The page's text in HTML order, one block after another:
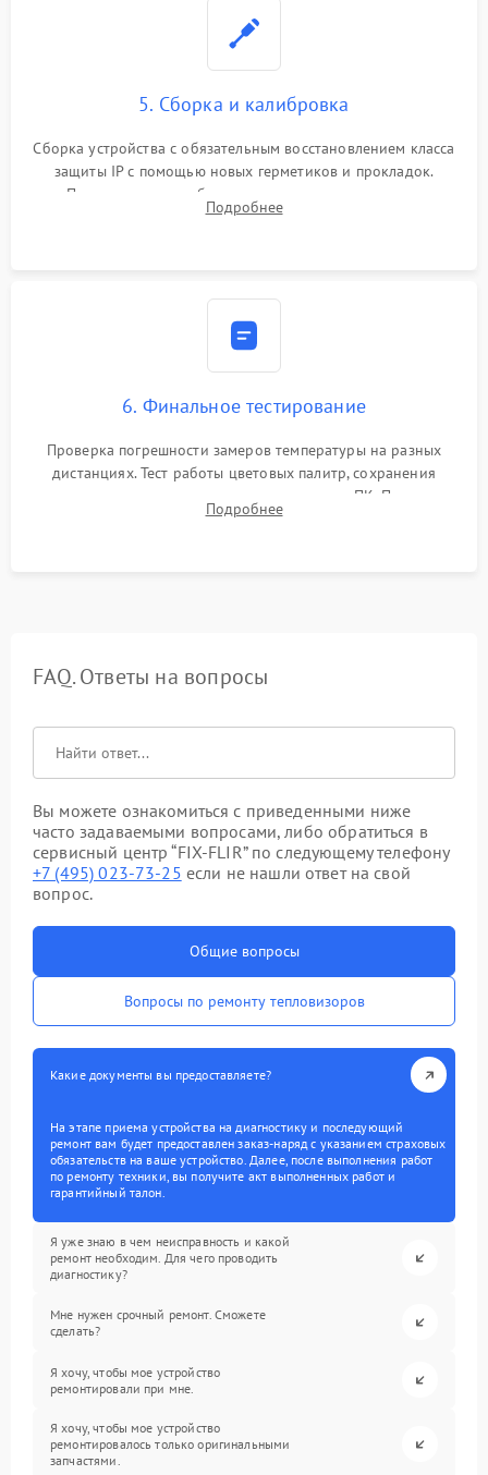
5. Сборка и калибровка
Сборка устройства с обязательным восстановлением класса
защиты IP с помощью новых герметиков и прокладок.
Программная калибровка матрицы по эталонному
абсолютно черному телу для точного измерения температур.
Подробнее
6. Финальное тестирование
Проверка погрешности замеров температуры на разных
дистанциях. Тест работы цветовых палитр, сохранения
термограмм в память и передачи данных на ПК. Проверка
автономности работы и итоговый контроль качества.
Подробнее
FAQ. Ответы на вопросы
Вы можете ознакомиться с приведенными ниже
часто задаваемыми вопросами, либо обратиться в
сервисный центр “FIX-FLIR” по следующему телефону
+7 (495) 023-73-25 если не нашли ответ на свой
вопрос.
Общие вопросы
Вопросы по ремонту тепловизоров
Какие документы вы предоставляете?
На этапе приема устройства на диагностику и последующий
ремонт вам будет предоставлен заказ-наряд с указанием страховых
обязательств на ваше устройство. Далее, после выполнения работ
по ремонту техники, вы получите акт выполненных работ и
гарантийный талон.
Я уже знаю в чем неисправность и какой
ремонт необходим. Для чего проводить
диагностику?
Мне нужен срочный ремонт. Сможете
сделать?
Я хочу, чтобы мое устройство
ремонтировали при мне.
Я хочу, чтобы мое устройство
ремонтировалось только оригинальными
запчастями.